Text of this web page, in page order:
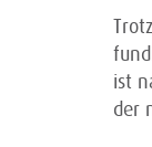
ist
der